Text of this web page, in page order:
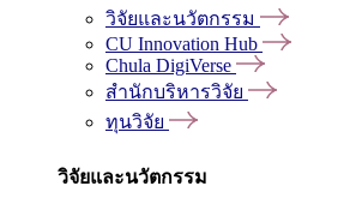
วิจัยและนวัตกรรม
CU Innovation Hub
Chula DigiVerse
สำนักบริหารวิจัย
ทุนวิจัย
วิจัยและนวัตกรรม